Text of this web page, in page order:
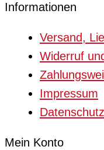
Informationen
Versand,
Widerruf
Impressum
Datenschutz
Mein Konto